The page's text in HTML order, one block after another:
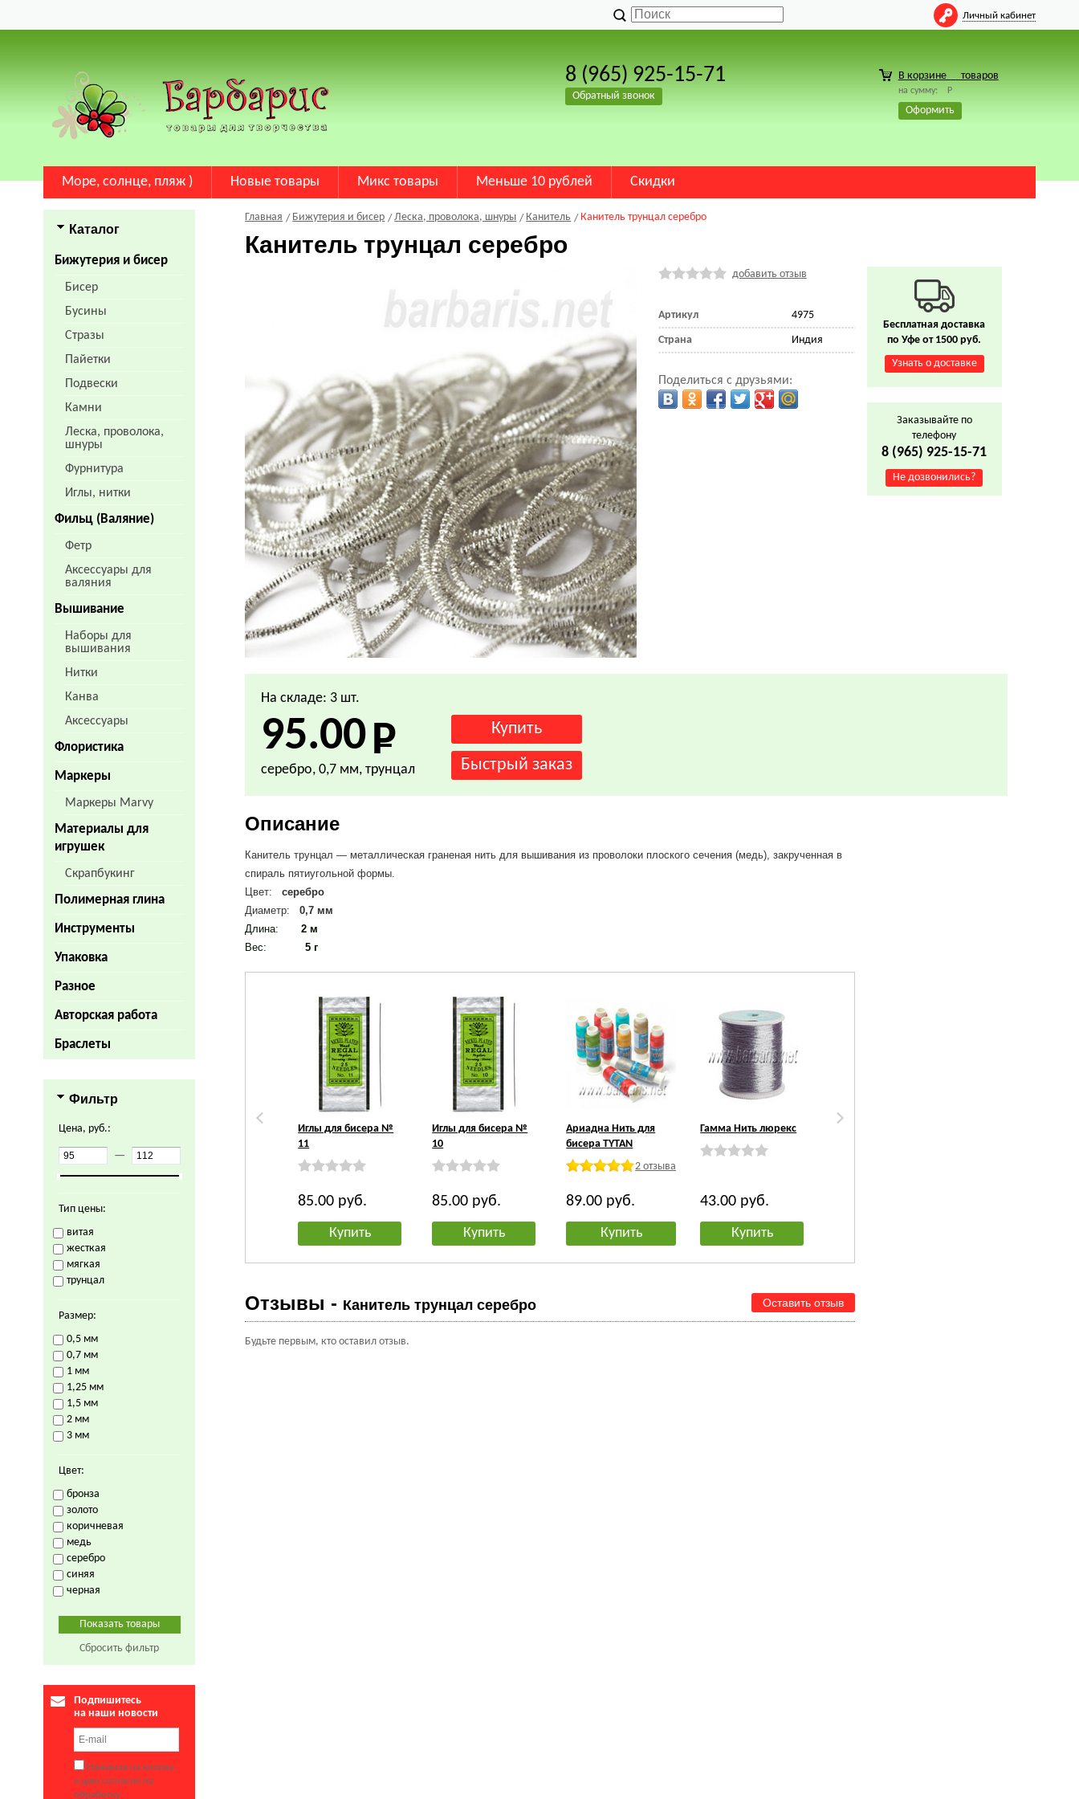
Личный кабинет
8 (965) 925-15-71
Обратный звонок
В корзине товаров
на сумму: Р
Оформить
Море, солнце, пляж ) Новые товары Микс товары Меньше 10 рублей Скидки
Каталог
Бижутерия и бисер
Бисер
Бусины
Стразы
Пайетки
Подвески
Камни
Леска, проволока,
шнуры
Фурнитура
Иглы, нитки
Фильц (Валяние)
Фетр
Аксессуары для
валяния
Вышивание
Наборы для
вышивания
Нитки
Канва
Аксессуары
Флористика
Маркеры
Маркеры Marvy
Материалы для
игрушек
Скрапбукинг
Полимерная глина
Инструменты
Упаковка
Разное
Авторская работа
Браслеты
Фильтр
Цена, руб.:
—
Тип цены:
витая
жесткая
мягкая
трунцал
Размер:
0,5 мм
0,7 мм
1 мм
1,25 мм
1,5 мм
2 мм
3 мм
Цвет:
бронза
золото
коричневая
медь
серебро
синяя
черная
Сбросить фильтр
Подпишитесь
на наши новости
Нажимая на кнопку,
я даю согласие на
обработку
Главная Бижутерия и бисер Леска, проволока, шнуры Канитель Канитель трунцал серебро
Канитель трунцал серебро
добавить отзыв
Артикул 4975
Страна Индия
Поделиться с друзьями:
На складе: 3 шт.
95.00
серебро, 0,7 мм, трунцал
Описание
Канитель трунцал — металлическая граненая нить для вышивания из проволоки плоского сечения (медь), закрученная в
спираль пятиугольной формы.
Цвет:
серебро
Диаметр: 0,7 мм
Длина:2 м
Вес:5 г
Иглы для бисера №
11
85.00 руб.
Купить
Иглы для бисера №
10
85.00 руб.
Купить
Ариадна Нить для
бисера TYTAN
2 отзыва
89.00 руб.
Купить
Гамма Нить люрекс
43.00 руб.
Купить
Отзывы - Канитель трунцал серебро Оставить отзыв
Будьте первым, кто оставил отзыв.
Бесплатная доставка
по Уфе от 1500 руб.
Узнать о доставке
Заказывайте по
телефону
8 (965) 925-15-71
Не дозвонились?